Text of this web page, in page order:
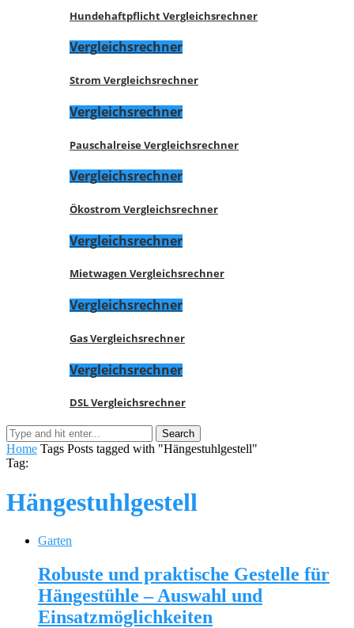
Hundehaftpflicht Vergleichsrechner
Vergleichsrechner
Strom Vergleichsrechner
Vergleichsrechner
Pauschalreise Vergleichsrechner
Vergleichsrechner
Ökostrom Vergleichsrechner
Vergleichsrechner
Mietwagen Vergleichsrechner
Vergleichsrechner
Gas Vergleichsrechner
Vergleichsrechner
DSL Vergleichsrechner
Home Tags Posts tagged with "Hängestuhlgestell"
Tag:
Hängestuhlgestell
Garten
Robuste und praktische Gestelle für
Hängestühle – Auswahl und
Einsatzmöglichkeiten